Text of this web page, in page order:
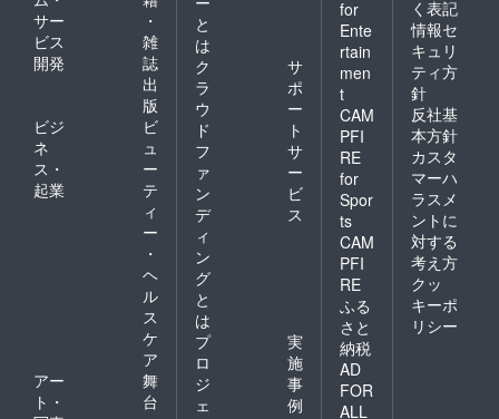
サー
ビス
開発
・
雑
誌
出
版
ビジ
ネ
ス・
起業
ビ
ュ
ー
テ
ィ
ー
・
ヘ
ル
ス
ケ
ア
アー
ト・
舞
台
と
は
ク
ラ
ウ
ド
フ
ァ
ン
デ
ィ
ン
グ
と
は
サ
ポ
ー
ト
サ
ー
ビ
ス
プ
ロ
ジ
ェ
実
施
事
例
for
Ente
rtain
men
t
CAM
PFI
RE
for
Spor
ts
CAM
PFI
RE
ふる
さと
納税
AD
FOR
ALL
く表記
情報セ
キュリ
ティ方
針
反社基
本方針
カスタ
マーハ
ラスメ
ントに
対する
考え方
クッ
キーポ
リシー